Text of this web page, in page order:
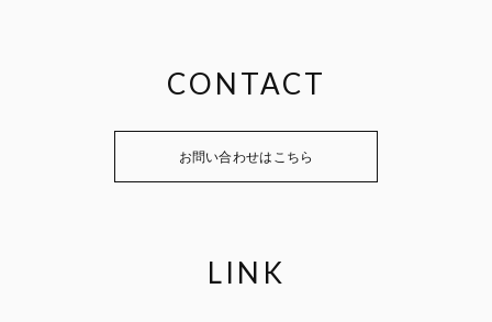
CONTACT
お問い合わせはこちら
LINK